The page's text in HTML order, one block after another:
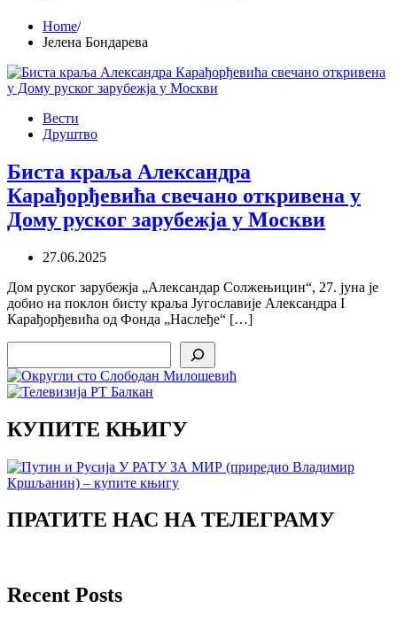
Home
Јелена Бондарева
Вести
Друштво
Биста краља Александра
Карађорђевића свечано откривена у
Дому руског зарубежја у Москви
27.06.2025
Дом руског зарубежја „Александар Солжењицин“, 27. јуна je
добио на поклон бисту краља Југославије Александра I
Карађорђевића од Фонда „Наслеђе“ […]
КУПИТЕ КЊИГУ
ПРАТИТЕ НАС НА ТЕЛЕГРАМУ
Recent Posts